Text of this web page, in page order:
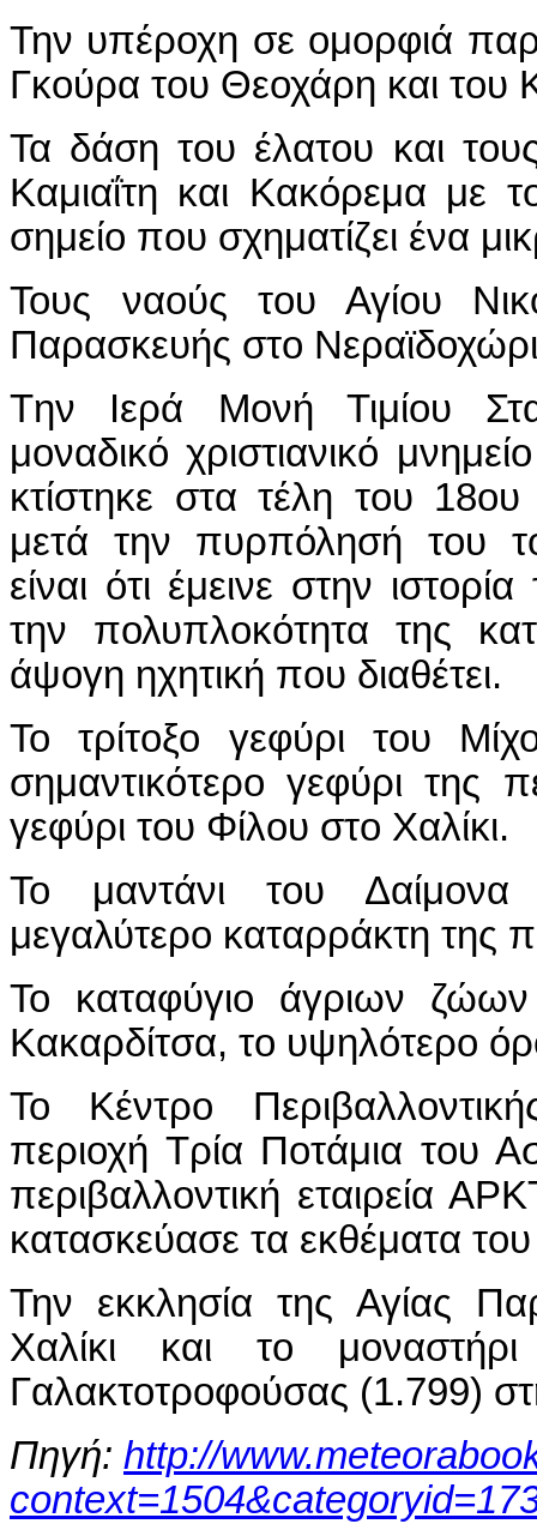
Την υπέροχη σε ομορφιά
Γκούρα του Θεοχάρη και του
Τα δάση του έλατου και
Καμιαΐτη και Κακόρεμα με
σημείο που σχηματίζει ένα
Τους ναούς του Αγίου
Παρασκευής στο
Tην Ιερά Μονή Τιμίου
μοναδικό χριστιανικό
κτίστηκε στα τέλη του
μετά την πυρπόλησή του
είναι ότι έμεινε στην
την πολυπλοκότητα της
άψογη ηχητική που διαθέτει.
Το τρίτοξο γεφύρι του
σημαντικότερο γεφύρι της
γεφύρι του Φίλου στο Χαλίκι.
Το μαντάνι του Δαίμονα
μεγαλύτερο καταρράκτη της
Το καταφύγιο άγριων
Κακαρδίτσα, το υψηλότερο
Το Κέντρο
περιοχή Τρία Ποτάμια του
περιβαλλοντική εταιρεία
κατασκεύασε τα εκθέματα
Την εκκλησία της Αγίας
Χαλίκι και το
Γαλακτοτροφούσας (1.799)
Πηγή: http://